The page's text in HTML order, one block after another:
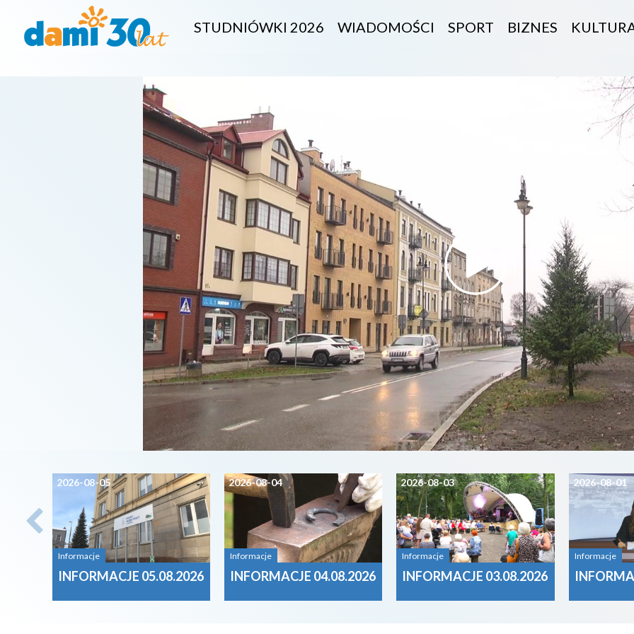
STUDNIÓWKI 2026 WIADOMOŚCI SPORT BIZNES
2026-08-05
Informacje
INFORMACJE 05.08.2026
2026-08-04
Informacje
INFORMACJE 04.08.2026
2026-08-03
Informacje
INFORMACJE 03.08.2026
2026-08-01
Informacje